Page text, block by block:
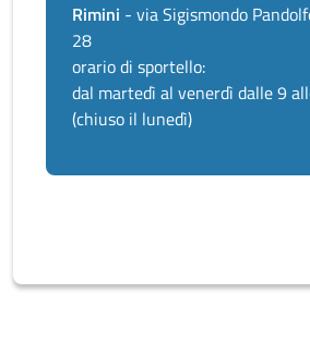
Rimini - via Sigismondo
28
orario di sportello:
dal martedì al venerdì dalle 9
(chiuso il lunedì)